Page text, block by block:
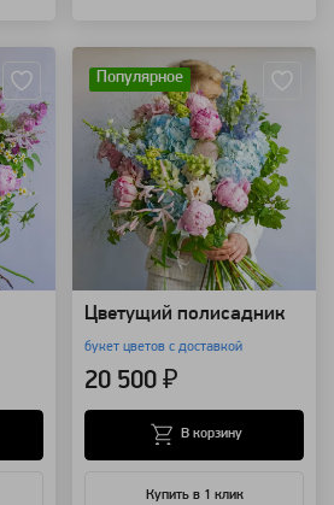
Популярное
Цветущий полисадник
букет цветов с доставкой
20 500 ₽
Купить в 1 клик
В корзину